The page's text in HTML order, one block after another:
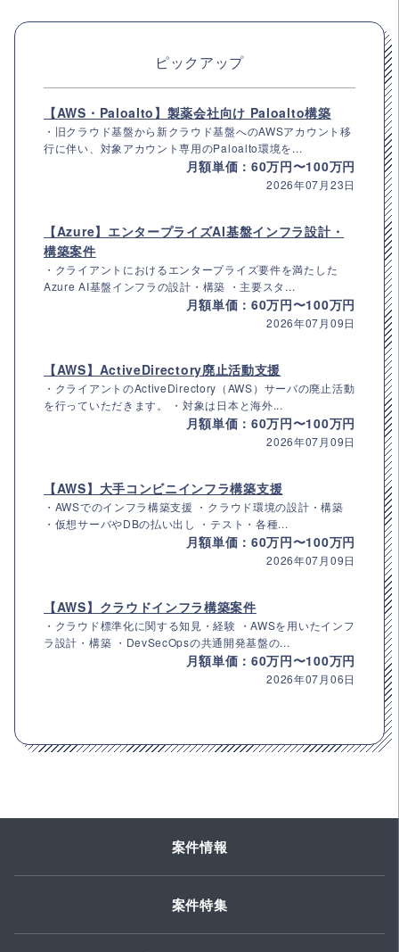
ピックアップ
【AWS・Paloalto】製薬会社向け Paloalto構築
・旧クラウド基盤から新クラウド基盤へのAWSアカウント移
行に伴い、対象アカウント専用のPaloalto環境を...
月額単価：60万円〜100万円
2026年07月23日
【Azure】エンタープライズAI基盤インフラ設計・
構築案件
・クライアントにおけるエンタープライズ要件を満たした
Azure AI基盤インフラの設計・構築 ・主要スタ...
月額単価：60万円〜100万円
2026年07月09日
【AWS】ActiveDirectory廃止活動支援
・クライアントのActiveDirectory（AWS）サーバの廃止活動
を行っていただきます。 ・対象は日本と海外...
月額単価：60万円〜100万円
2026年07月09日
【AWS】大手コンビニインフラ構築支援
・AWSでのインフラ構築支援 ・クラウド環境の設計・構築
・仮想サーバやDBの払い出し ・テスト・各種...
月額単価：60万円〜100万円
2026年07月09日
【AWS】クラウドインフラ構築案件
・クラウド標準化に関する知見・経験 ・AWSを用いたインフ
ラ設計・構築 ・DevSecOpsの共通開発基盤の...
月額単価：60万円〜100万円
2026年07月06日
案件情報
案件特集